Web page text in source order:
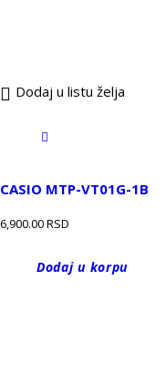
Dodaj u listu želja
CASIO MTP-VT01G-1B
6,900.00RSD
Dodaj u korpu